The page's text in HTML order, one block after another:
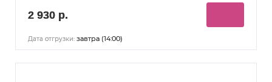
2 930 р.
Дата отгрузки: завтра (14:00)